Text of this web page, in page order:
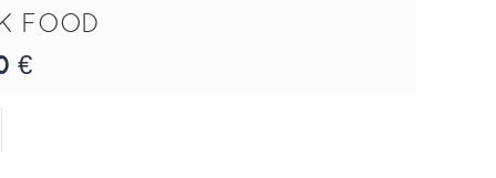
FOOD
€